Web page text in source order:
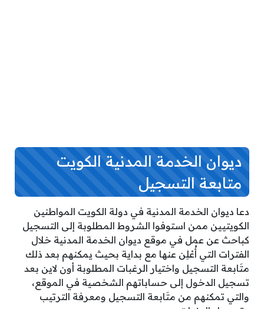
ديوان الخدمة المدنية الكويت
متابعة التسجيل
دعا ديوان الخدمة المدنية في دولة الكويت المواطنين
الكويتيين ممن استوفوا الشروط المطلوبة إلى التسجيل
كباحث عن عمل في موقع ديوان الخدمة المدنية خلال
الفترات التي أُعْلِن عنها مع بداية بحيث يمكنهم بعد ذلك
متَابعة التسجيل واختيار الرغبات المطلوبة أون لاين بعد
تسجيل الدخول إلى حساباتهم الشخصية في الموقع،
والتي تمكنهم من متَابعة التسجيل ومعرفة الترتيب